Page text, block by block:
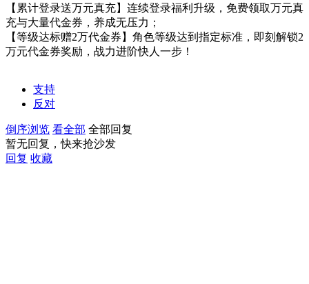
【累计登录送万元真充】连续登录福利升级，免费领取万元真
充与大量代金券，养成无压力；
【等级达标赠2万代金券】角色等级达到指定标准，即刻解锁2
万元代金券奖励，战力进阶快人一步！
支持
反对
倒序浏览 看全部 全部回复
暂无回复，快来抢沙发
回复 收藏